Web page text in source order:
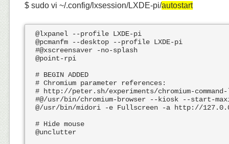
$ sudo vi ~/.config/lxsession/LXDE-pi/autostart
@lxpanel --profile LXDE-pi
@pcmanfm --desktop --profile LXDE-pi
#@xscreensaver -no-splash
@point-rpi
# BEGIN ADDED
# Chromium parameter references:
# http://peter.sh/experiments/chromium-
#@/usr/bin/chromium-browser --kiosk --start-
@/usr/bin/midori -e Fullscreen -a http://
# Hide mouse
@unclutter